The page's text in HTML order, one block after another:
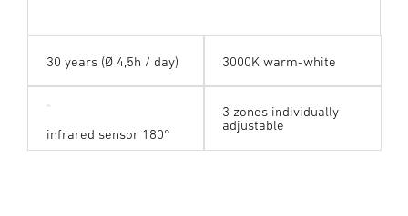
30 years (Ø 4,5h / day) 3000K warm-white
infrared sensor 180°
3 zones individually
adjustable